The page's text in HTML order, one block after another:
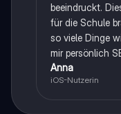
beeindruckt.
für die Schule
so viele Dinge
mir persönlich
Anna
iOS-Nutzerin